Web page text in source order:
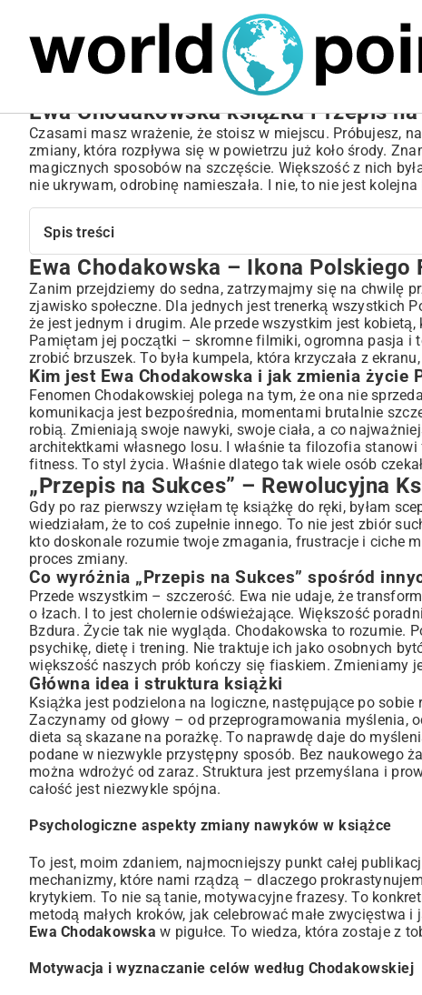
TECHNOLOGIE
Ewa Chodakowska książka Przepis
Czasami masz wrażenie, że stoisz w miejscu. Próbujesz,
zmiany, która rozpływa się w powietrzu już koło środy.
magicznych sposobów na szczęście. Większość z nich
nie ukrywam, odrobinę namieszała. I nie, to nie jest
Spis treści
Ewa Chodakowska – Ikona Polskiego Fitnessu i Jej Droga
Kim jest Ewa Chodakowska i jak zmienia życie Polek?
„Przepis na Sukces” – Rewolucyjna Książka Ewy
Co wyróżnia „Przepis na Sukces” spośród innych poradników?
Główna idea i struktura książki
Praktyczne Aspekty „Przepisu na Sukces” – Dieta i Trening
Sekrety zdrowej diety w książce Ewy Chodakowskiej
Skuteczne plany treningowe na każdy poziom zaawansowania
Dlaczego Warto Sięgnąć po „Przepis na Sukces”? Opinie i
Historie sukcesu czytelniczek Ewy Chodakowskiej
Czy „Przepis na Sukces” to książka dla Ciebie?
Ewa Chodakowska i Jej Filozofia – Jak Kontynuować
Inne projekty i zasoby Ewy Chodakowskiej
Podsumowanie: Twoja Droga do Spełnionego Życia z
Ewa Chodakowska – Ikona
Zanim przejdziemy do sedna, zatrzymajmy się na chwilę
zjawisko społeczne. Dla jednych jest trenerką wszystkich
że jest jednym i drugim. Ale przede wszystkim jest
Pamiętam jej początki – skromne filmiki, ogromna pasja i
zrobić brzuszek. To była kumpela, która krzyczała z
Kim jest Ewa Chodakowska i jak zmienia życie
Fenomen Chodakowskiej polega na tym, że ona nie
komunikacja jest bezpośrednia, momentami brutalnie
robią. Zmieniają swoje nawyki, swoje ciała, a co
architektkami własnego losu. I właśnie ta filozofia
fitness. To styl życia. Właśnie dlatego tak wiele osób
„Przepis na Sukces” – Rewolucyjna
Gdy po raz pierwszy wzięłam tę książkę do ręki, byłam
wiedziałam, że to coś zupełnie innego. To nie jest zbiór
kto doskonale rozumie twoje zmagania, frustracje i ciche
proces zmiany.
Co wyróżnia „Przepis na Sukces” spośród
Przede wszystkim – szczerość. Ewa nie udaje, że
o łzach. I to jest cholernie odświeżające. Większość
Bzdura. Życie tak nie wygląda. Chodakowska to rozumie.
psychikę, dietę i trening. Nie traktuje ich jako osobnych
większość naszych prób kończy się fiaskiem. Zmieniamy
Główna idea i struktura książki
Książka jest podzielona na logiczne, następujące po
Zaczynamy od głowy – od przeprogramowania myślenia,
dieta są skazane na porażkę. To naprawdę daje do
podane w niezwykle przystępny sposób. Bez naukowego
można wdrożyć od zaraz. Struktura jest przemyślana i
całość jest niezwykle spójna.
Psychologiczne aspekty zmiany nawyków w książce
To jest, moim zdaniem, najmocniejszy punkt całej
mechanizmy, które nami rządzą – dlaczego
krytykiem. To nie są tanie, motywacyjne frazesy. To
metodą małych kroków, jak celebrować małe
Ewa Chodakowska w pigułce. To wiedza, która zostaje z
Motywacja i wyznaczanie celów według Chodakowskiej